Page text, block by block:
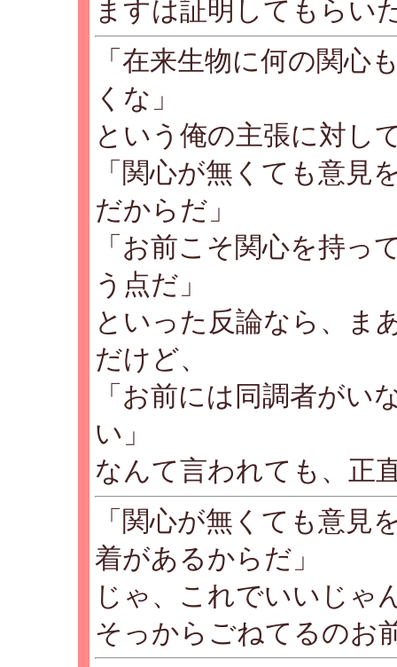
ますは証明してもらい
「在来生物に何の関心
くな」
という俺の主張に対し
「関心が無くても意見
だからだ」
「お前こそ関心を持
う点だ」
といった反論なら、ま
だけど、
「お前には同調者がい
い」
なんて言われても、正
「関心が無くても意見
着があるからだ」
じゃ、これでいいじゃ
そっからごねてるのお